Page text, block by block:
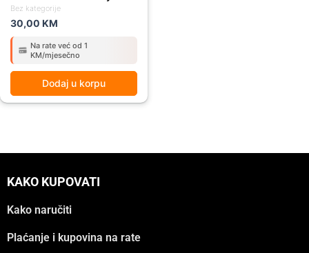
Bez kategorije
30,00 KM
Na rate već od 1
KM/mjesečno
Dodaj u korpu
KAKO KUPOVATI
Kako naručiti
Plaćanje i kupovina na rate